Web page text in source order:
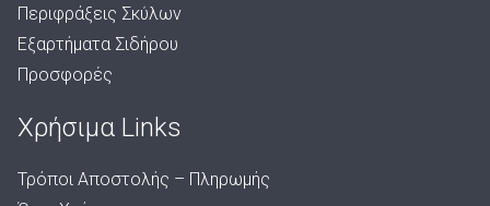
Περιφράξεις Σκύλων
Εξαρτήματα Σιδήρου
Προσφορές
Χρήσιμα Links
Τρόποι Αποστολής – Πληρωμής